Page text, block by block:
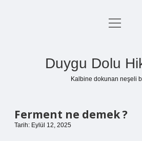
Anasayfa
menüyü
Duygu Dolu
Kalbine dokunan neşeli
Ferment ne demek ?
Tarih: Eylül 12, 2025